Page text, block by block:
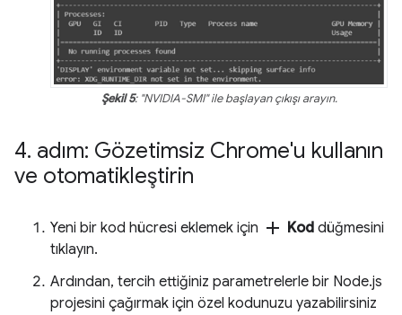
Şekil 5: "NVIDIA-SMI" ile başlayan çıkışı arayın.
4. adım: Gözetimsiz Chrome'u kullanın
ve otomatikleştirin
Yeni bir kod hücresi eklemek için add Kod düğmesini
tıklayın.
Ardından, tercih ettiğiniz parametrelerle bir Node.js
projesini çağırmak için özel kodunuzu yazabilirsiniz